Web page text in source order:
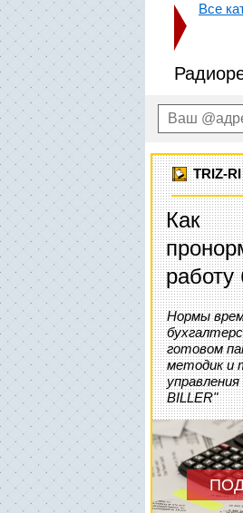
Все
TRIZ-
Как
работу
Нормы
готовом
методик и
BILLER"